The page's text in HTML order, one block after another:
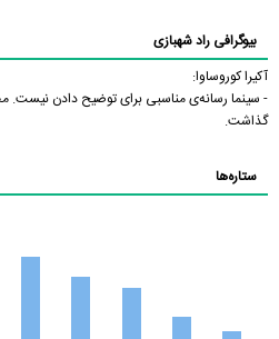
بیوگرافی راد شهبازی
آکیرا کوروساوا:
- سینما رسانه‌ی مناسبی برای توضیح دادن نیست.
گذاشت.
ستاره‌ها